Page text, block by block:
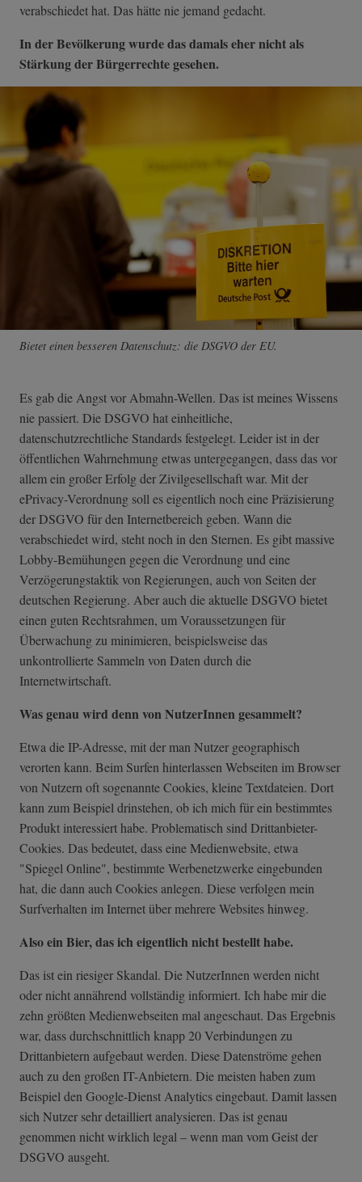
verabschiedet hat. Das hätte nie jemand gedacht.
In der Bevölkerung wurde das damals eher nicht als
Stärkung der Bürgerrechte gesehen.
Bietet einen besseren Datenschutz: die DSGVO der EU.
Es gab die Angst vor Abmahn-Wellen. Das ist meines Wissens
nie passiert. Die DSGVO hat einheitliche,
datenschutzrechtliche Standards festgelegt. Leider ist in der
öffentlichen Wahrnehmung etwas untergegangen, dass das vor
allem ein großer Erfolg der Zivilgesellschaft war. Mit der
ePrivacy-Verordnung soll es eigentlich noch eine Präzisierung
der DSGVO für den Internetbereich geben. Wann die
verabschiedet wird, steht noch in den Sternen. Es gibt massive
Lobby-Bemühungen gegen die Verordnung und eine
Verzögerungstaktik von Regierungen, auch von Seiten der
deutschen Regierung. Aber auch die aktuelle DSGVO bietet
einen guten Rechtsrahmen, um Voraussetzungen für
Überwachung zu minimieren, beispielsweise das
unkontrollierte Sammeln von Daten durch die
Internetwirtschaft.
Was genau wird denn von NutzerInnen gesammelt?
Etwa die IP-Adresse, mit der man Nutzer geographisch
verorten kann. Beim Surfen hinterlassen Webseiten im Browser
von Nutzern oft sogenannte Cookies, kleine Textdateien. Dort
kann zum Beispiel drinstehen, ob ich mich für ein bestimmtes
Produkt interessiert habe. Problematisch sind Drittanbieter-
Cookies. Das bedeutet, dass eine Medienwebsite, etwa
"Spiegel Online", bestimmte Werbenetzwerke eingebunden
hat, die dann auch Cookies anlegen. Diese verfolgen mein
Surfverhalten im Internet über mehrere Websites hinweg.
Also ein Bier, das ich eigentlich nicht bestellt habe.
Das ist ein riesiger Skandal. Die NutzerInnen werden nicht
oder nicht annährend vollständig informiert. Ich habe mir die
zehn größten Medienwebseiten mal angeschaut. Das Ergebnis
war, dass durchschnittlich knapp 20 Verbindungen zu
Drittanbietern aufgebaut werden. Diese Datenströme gehen
auch zu den großen IT-Anbietern. Die meisten haben zum
Beispiel den Google-Dienst Analytics eingebaut. Damit lassen
sich Nutzer sehr detailliert analysieren. Das ist genau
genommen nicht wirklich legal – wenn man vom Geist der
DSGVO ausgeht.